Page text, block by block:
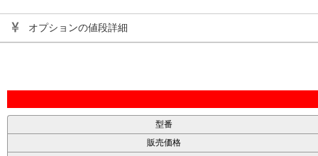
オプションの値段詳細
型番
販売価格